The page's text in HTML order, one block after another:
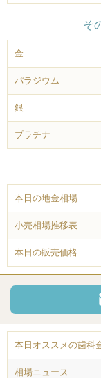
そ
金
パラジウム
銀
プラチナ
本日の地金相場
小売相場推移表
本日の販売価格
本日オススメの歯科
相場ニュース